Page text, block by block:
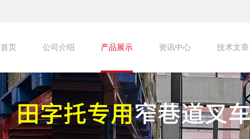
首页 公司介绍 产品展示 资讯中心 技术文章